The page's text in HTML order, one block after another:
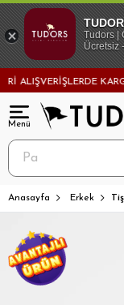
KARGO
Anasayfa Erkek
Tudors |
Ücretsiz